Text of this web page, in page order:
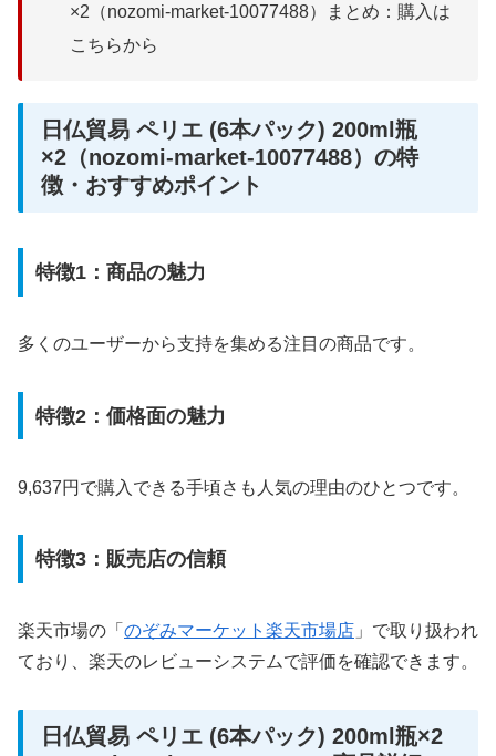
×2（nozomi-market-10077488）まとめ：購入は
こちらから
日仏貿易 ペリエ (6本パック) 200ml瓶
×2（nozomi-market-10077488）の特
徴・おすすめポイント
特徴1：商品の魅力
多くのユーザーから支持を集める注目の商品です。
特徴2：価格面の魅力
9,637円で購入できる手頃さも人気の理由のひとつです。
特徴3：販売店の信頼
楽天市場の「 のぞみマーケット楽天市場店 」で取り扱われ
ており、楽天のレビューシステムで評価を確認できます。
日仏貿易 ペリエ (6本パック) 200ml瓶×2